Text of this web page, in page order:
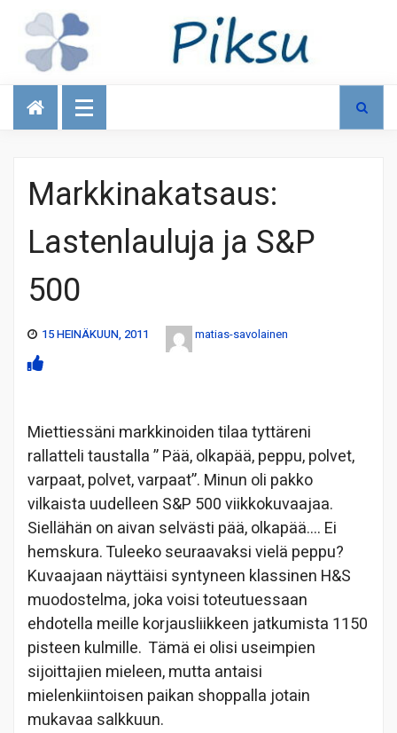
Talous
Markkinakatsaus:
Lastenlauluja ja S&P
500
15 HEINÄKUUN, 2011 matias-savolainen
Miettiessäni markkinoiden tilaa tyttäreni
rallatteli taustalla ” Pää, olkapää, peppu, polvet,
varpaat, polvet, varpaat”. Minun oli pakko
vilkaista uudelleen S&P 500 viikkokuvaajaa.
Siellähän on aivan selvästi pää, olkapää…. Ei
hemskura. Tuleeko seuraavaksi vielä peppu?
Kuvaajaan näyttäisi syntyneen klassinen H&S
muodostelma, joka voisi toteutuessaan
ehdotella meille korjausliikkeen jatkumista 1150
pisteen kulmille. Tämä ei olisi useimpien
sijoittajien mieleen, mutta antaisi
mielenkiintoisen paikan shoppalla jotain
mukavaa salkkuun.